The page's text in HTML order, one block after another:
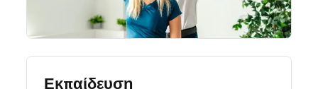
Εκπαίδευση